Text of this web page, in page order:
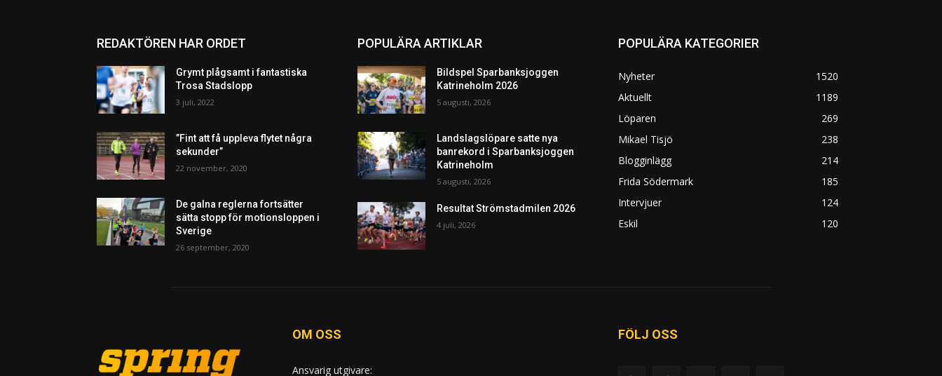
REDAKTÖREN HAR ORDET
Grymt plågsamt i fantastiska
Trosa Stadslopp
3 juli, 2022
”Fint att få uppleva flytet några
sekunder”
22 november, 2020
De galna reglerna fortsätter
sätta stopp för motionsloppen i
Sverige
26 september, 2020
POPULÄRA ARTIKLAR
Bildspel Sparbanksjoggen
Katrineholm 2026
5 augusti, 2026
Landslagslöpare satte nya
banrekord i Sparbanksjoggen
Katrineholm
5 augusti, 2026
Resultat Strömstadmilen 2026
4 juli, 2026
POPULÄRA KATEGORIER
Nyheter
1520
Aktuellt
1189
Löparen
269
Mikael Tisjö
238
Blogginlägg
214
Frida Södermark
185
Intervjuer
124
Eskil
120
OM OSS
Ansvarig utgivare:
FÖLJ OSS